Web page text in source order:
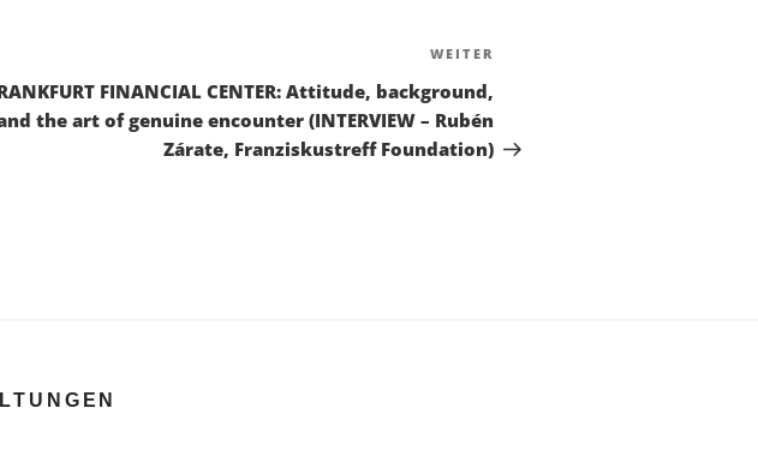
WEITER
FINANCIAL CENTER: Attitude, background,
the art of genuine encounter (INTERVIEW – Rubén
Zárate, Franziskustreff Foundation)